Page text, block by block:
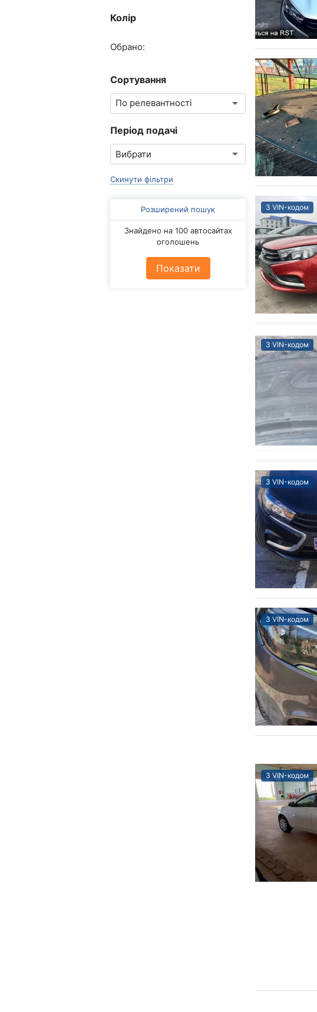
Колір
Обрано:
Сортування
Період подачі
Скинути фільтри
Розширений пошук
Знайдено на 100 автосайтах
оголошень
Показати
З VIN-кодом
З VIN-кодом
З VIN-кодом
З VIN-кодом
З VIN-кодом